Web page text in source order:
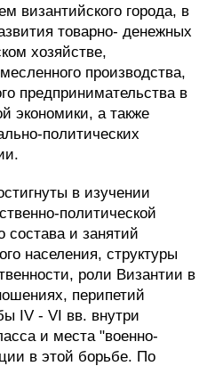
византийского города, в
товарно- денежных
хозяйстве,
производства,
предпринимательства в
экономики, а также
политических
в изучении
политической
состава и занятий
населения, структуры
роли Византии в
перипетий
IV - VI вв. внутри
и места "военно-
в этой борьбе. По